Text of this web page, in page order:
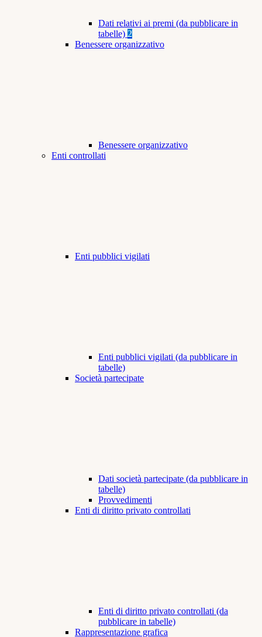
Dati relativi ai premi (da pubblicare in
tabelle) 2
Benessere organizzativo
Benessere organizzativo
Enti controllati
Enti pubblici vigilati
Enti pubblici vigilati (da pubblicare in
tabelle)
Società partecipate
Dati società partecipate (da pubblicare in
tabelle)
Provvedimenti
Enti di diritto privato controllati
Enti di diritto privato controllati (da
pubblicare in tabelle)
Rappresentazione grafica